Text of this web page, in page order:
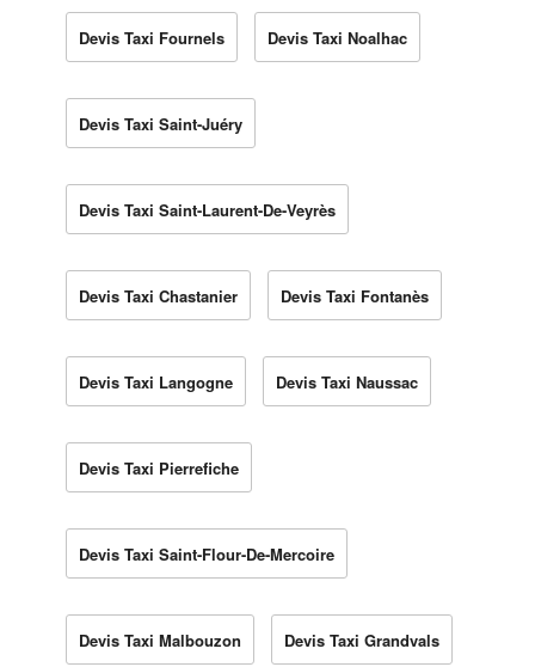
Devis Taxi Fournels Devis Taxi Noalhac
Devis Taxi Saint-Juéry
Devis Taxi Saint-Laurent-De-Veyrès
Devis Taxi Chastanier Devis Taxi Fontanès
Devis Taxi Langogne Devis Taxi Naussac
Devis Taxi Pierrefiche
Devis Taxi Saint-Flour-De-Mercoire
Devis Taxi Malbouzon Devis Taxi Grandvals